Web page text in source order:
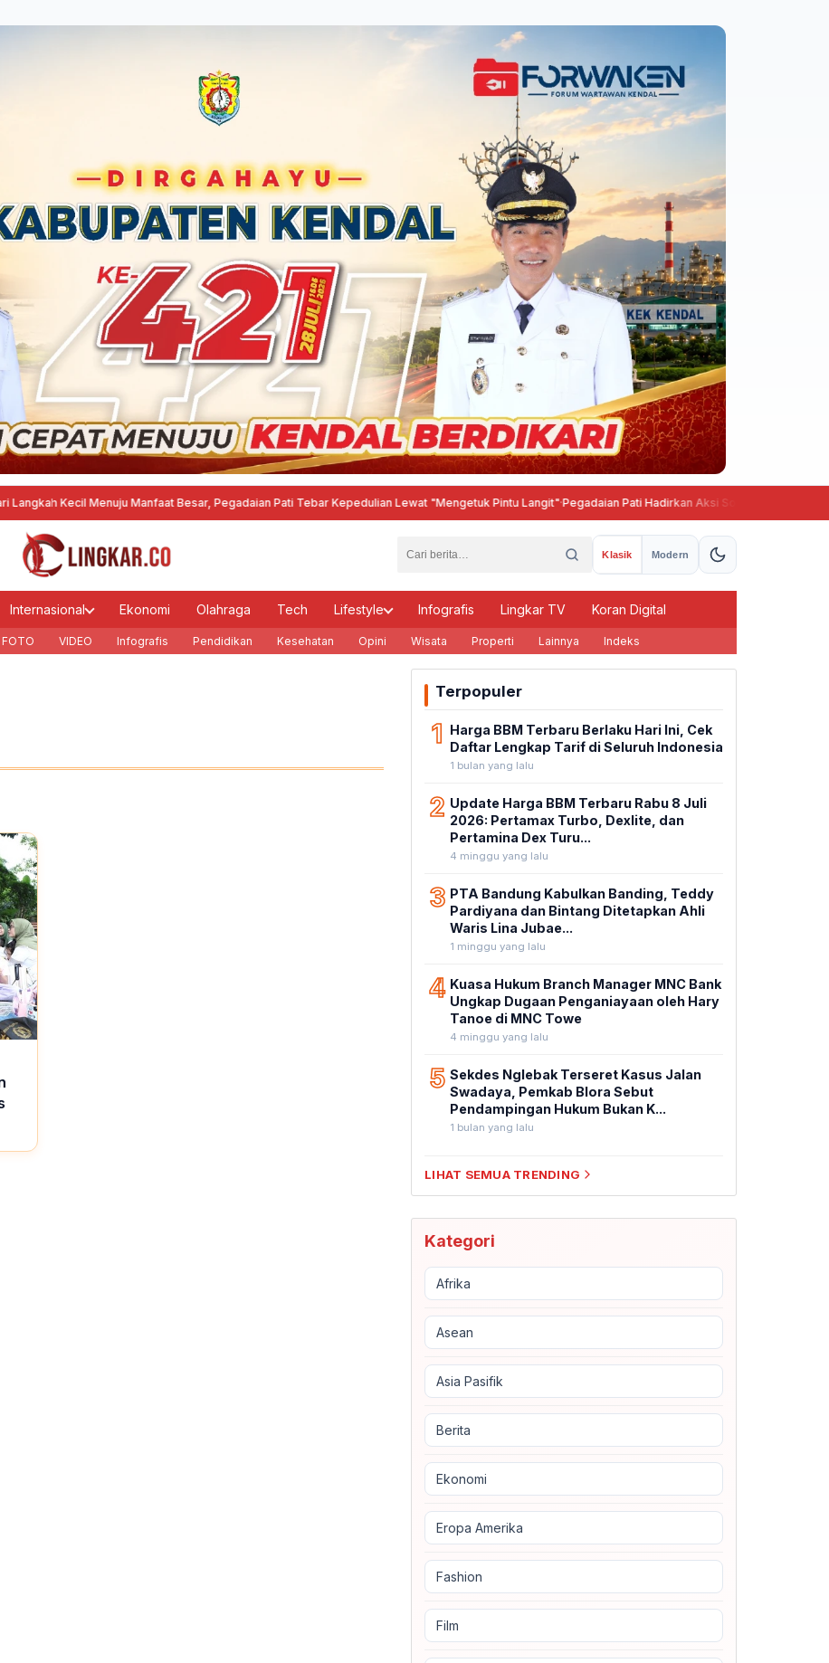
Kecil Menuju Manfaat Besar, Pegadaian Pati Tebar Kepedulian Lewat "Mengetuk Pintu Langit"·Pegadaian Pati Hadirkan Aksi Sosial, Tebar Manfaat
Klasik Modern
Internasional Ekonomi Olahraga Tech Lifestyle Infografis Lingkar TV Koran Digital
FOTO VIDEO Infografis Pendidikan Kesehatan Opini Wisata Properti Lainnya Indeks
Terpopuler
1 Harga BBM Terbaru Berlaku Hari Ini, Cek
Daftar Lengkap Tarif di Seluruh Indonesia
1 bulan yang lalu
2 Update Harga BBM Terbaru Rabu 8 Juli
2026: Pertamax Turbo, Dexlite, dan
Pertamina Dex Turu...
4 minggu yang lalu
3 PTA Bandung Kabulkan Banding, Teddy
Pardiyana dan Bintang Ditetapkan Ahli
Waris Lina Jubae...
1 minggu yang lalu
4 Kuasa Hukum Branch Manager MNC Bank
Ungkap Dugaan Penganiayaan oleh Hary
Tanoe di MNC Towe
4 minggu yang lalu
5 Sekdes Nglebak Terseret Kasus Jalan
Swadaya, Pemkab Blora Sebut
Pendampingan Hukum Bukan K...
1 bulan yang lalu
LIHAT SEMUA TRENDING
Kategori
Afrika
Asean
Asia Pasifik
Berita
Ekonomi
Eropa Amerika
Fashion
Film